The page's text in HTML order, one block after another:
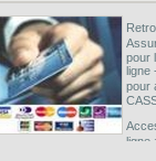
pour
ligne
pour
ligne